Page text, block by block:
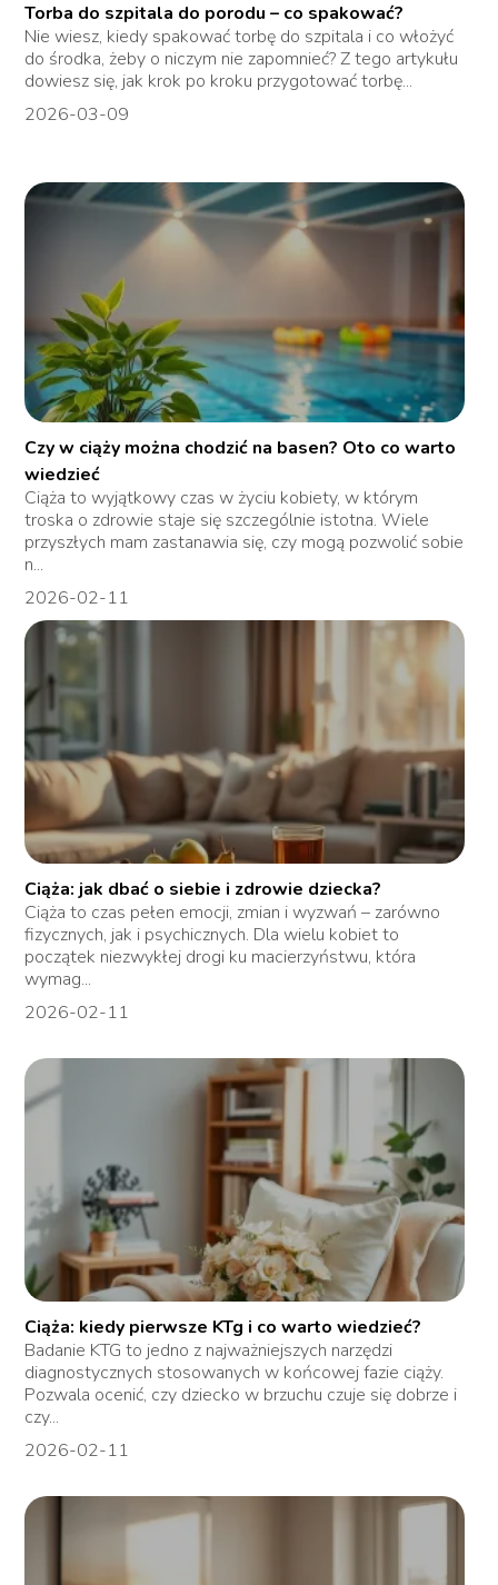
Torba do szpitala do porodu – co spakować?
Nie wiesz, kiedy spakować torbę do szpitala i co włożyć
do środka, żeby o niczym nie zapomnieć? Z tego artykułu
dowiesz się, jak krok po kroku przygotować torbę...
2026-03-09
Czy w ciąży można chodzić na basen? Oto co warto
wiedzieć
Ciąża to wyjątkowy czas w życiu kobiety, w którym
troska o zdrowie staje się szczególnie istotna. Wiele
przyszłych mam zastanawia się, czy mogą pozwolić sobie
n...
2026-02-11
Ciąża: jak dbać o siebie i zdrowie dziecka?
Ciąża to czas pełen emocji, zmian i wyzwań – zarówno
fizycznych, jak i psychicznych. Dla wielu kobiet to
początek niezwykłej drogi ku macierzyństwu, która
wymag...
2026-02-11
Ciąża: kiedy pierwsze KTg i co warto wiedzieć?
Badanie KTG to jedno z najważniejszych narzędzi
diagnostycznych stosowanych w końcowej fazie ciąży.
Pozwala ocenić, czy dziecko w brzuchu czuje się dobrze i
czy...
2026-02-11